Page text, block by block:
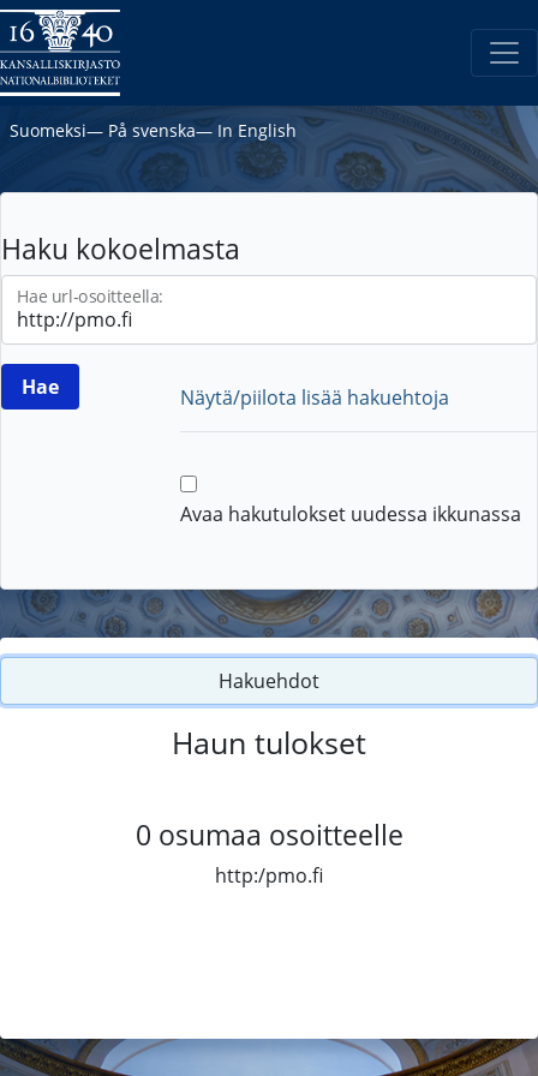
Suomeksi― På svenska― In English
Haku kokoelmasta
Hae url-osoitteella:
Näytä/piilota lisää hakuehtoja
Avaa hakutulokset uudessa ikkunassa
Hakuehdot
Haun tulokset
0 osumaa osoitteelle
http:/pmo.fi